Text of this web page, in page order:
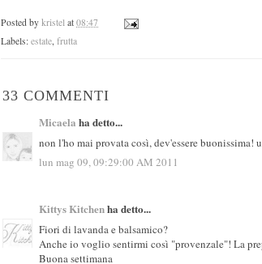
Posted by kristel at 08:47
Labels: estate, frutta
33 COMMENTI
Micaela ha detto...
non l'ho mai provata così, dev'essere buonissima!
lun mag 09, 09:29:00 AM 2011
Kittys Kitchenha detto...
Fiori di lavanda e balsamico?
Anche io voglio sentirmi così "provenzale"! La
Buona settimana